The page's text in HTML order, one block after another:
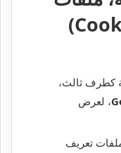
تعريف الارتباط (Cookies)
كطرف ثالث،
، لعرض
تعريف